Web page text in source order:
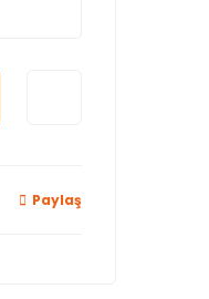
Paylaş